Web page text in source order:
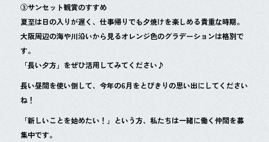
③サンセット観賞のすすめ
夏至は日の入りが遅く、仕事帰りでも夕焼けを楽しめる貴重な時期。
大阪周辺の海や川沿いから見るオレンジ色のグラデーションは格別で
す。
「長い夕方」をぜひ活用してみてください♪
長い昼間を使い倒して、今年の6月をとびきりの思い出にしてください
ね！
「新しいことを始めたい！」という方、私たちは一緒に働く仲間を募
集中です。